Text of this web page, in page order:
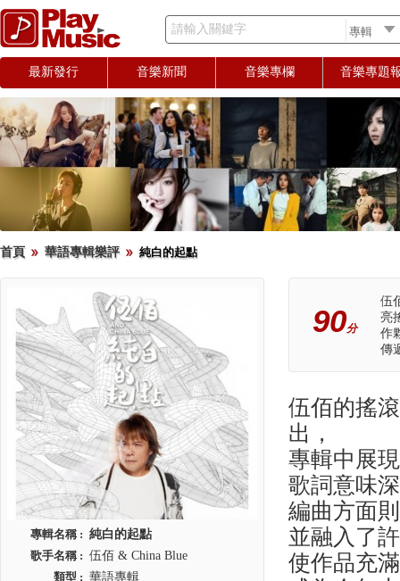
請輸入關鍵字
最新發行 音樂新聞 音樂專欄 音樂專題
首頁 華語專輯樂評 純白的起點
專輯名稱 : 純白的起點
歌手名稱 : 伍佰 & China Blue
類型 : 華語專輯
90分
伍
亮
作
傳
伍佰的搖
出，
專輯中展
歌詞意味
編曲方面
並融入了
使作品充